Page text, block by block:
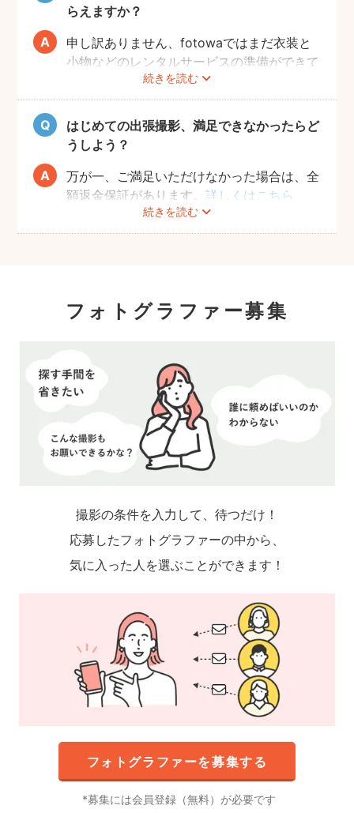
でくださいね。
らえますか？
続きを読む
申し訳ありません、fotowaではまだ衣装と
小物などのレンタルサービスの準備ができて
おりませんので、お客様ご自身にご用意をお
願いしております。
はじめての出張撮影、満足できなかったらど
うしよう？
続きを読む
万が一、ご満足いただけなかった場合は、全
額返金保証があります。詳しくはこちら
フォトグラファー募集
撮影の条件を入力して、待つだけ！
応募したフォトグラファーの中から、
気に入った人を選ぶことができます！
フォトグラファーを募集する
募集には会員登録（無料）が必要です